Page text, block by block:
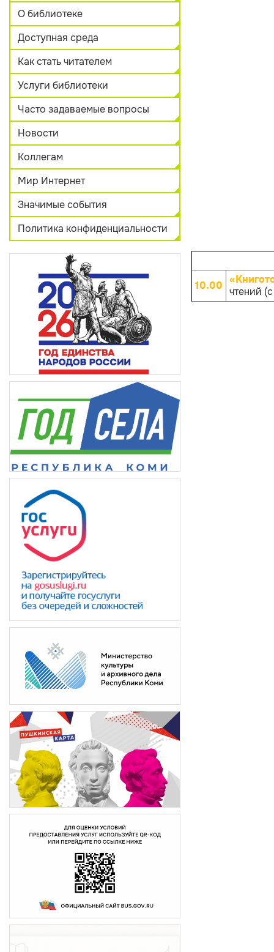
О библиотеке
Доступная среда
Как стать читателем
Услуги библиотеки
Часто задаваемые вопросы
Новости
Коллегам
Мир Интернет
Значимые события
Политика конфиденциальности
10.00 чтений